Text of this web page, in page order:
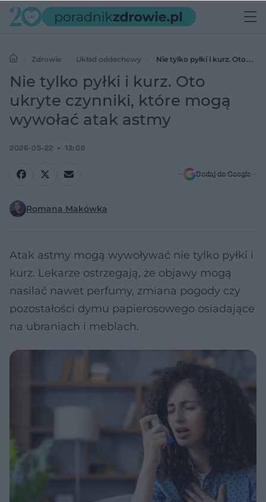
Zdrowie Układ oddechowy
Nie tylko pyłki i kurz. Oto
ukryte czynniki, które mogą wywołać atak astmy
Nie tylko pyłki i kurz. Oto
ukryte czynniki, które mogą
wywołać atak astmy
2026-05-22 13:06
Dodaj do Google
Romana Makówka
Atak astmy mogą wywoływać nie tylko pyłki i
kurz. Lekarze ostrzegają, że objawy mogą
nasilać nawet perfumy, zmiana pogody czy
pozostałości dymu papierosowego osiadające
na ubraniach i meblach.